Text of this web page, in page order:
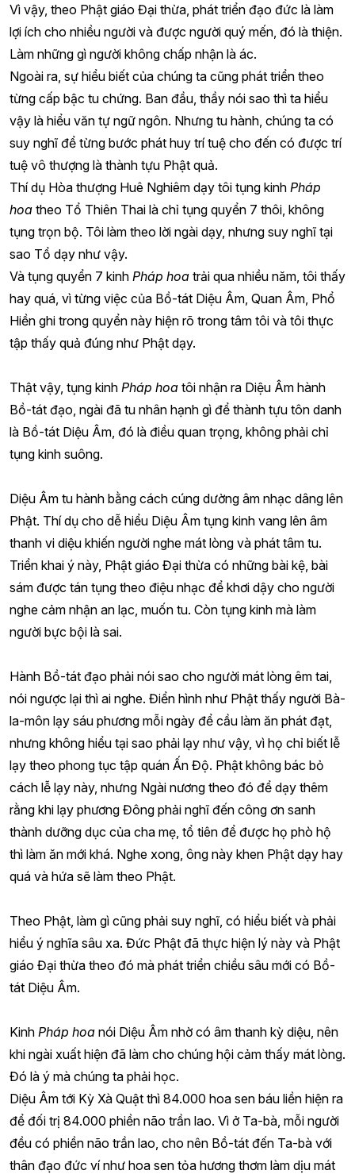
Vì vậy, theo Phật giáo Đại thừa, phát triển đạo đức là làm
lợi ích cho nhiều người và được người quý mến, đó là thiện.
Làm những gì người không chấp nhận là ác.
Ngoài ra, sự hiểu biết của chúng ta cũng phát triển theo
từng cấp bậc tu chứng. Ban đầu, thầy nói sao thì ta hiểu
vậy là hiểu văn tự ngữ ngôn. Nhưng tu hành, chúng ta có
suy nghĩ để từng bước phát huy trí tuệ cho đến có được trí
tuệ vô thượng là thành tựu Phật quả.
Thí dụ Hòa thượng Huê Nghiêm dạy tôi tụng kinh Pháp
hoa theo Tổ Thiên Thai là chỉ tụng quyển 7 thôi, không
tụng trọn bộ. Tôi làm theo lời ngài dạy, nhưng suy nghĩ tại
sao Tổ dạy như vậy.
Và tụng quyển 7 kinh Pháp hoa trải qua nhiều năm, tôi thấy
hay quá, vì từng việc của Bồ-tát Diệu Âm, Quan Âm, Phổ
Hiền ghi trong quyển này hiện rõ trong tâm tôi và tôi thực
tập thấy quả đúng như Phật dạy.
Thật vậy, tụng kinh Pháp hoa tôi nhận ra Diệu Âm hành
Bồ-tát đạo, ngài đã tu nhân hạnh gì để thành tựu tôn danh
là Bồ-tát Diệu Âm, đó là điều quan trọng, không phải chỉ
tụng kinh suông.
Diệu Âm tu hành bằng cách cúng dường âm nhạc dâng lên
Phật. Thí dụ cho dễ hiểu Diệu Âm tụng kinh vang lên âm
thanh vi diệu khiến người nghe mát lòng và phát tâm tu.
Triển khai ý này, Phật giáo Đại thừa có những bài kệ, bài
sám được tán tụng theo điệu nhạc để khơi dậy cho người
nghe cảm nhận an lạc, muốn tu. Còn tụng kinh mà làm
người bực bội là sai.
Hành Bồ-tát đạo phải nói sao cho người mát lòng êm tai,
nói ngược lại thì ai nghe. Điển hình như Phật thấy người Bà-
la-môn lạy sáu phương mỗi ngày để cầu làm ăn phát đạt,
nhưng không hiểu tại sao phải lạy như vậy, vì họ chỉ biết lễ
lạy theo phong tục tập quán Ấn Độ. Phật không bác bỏ
cách lễ lạy này, nhưng Ngài nương theo đó để dạy thêm
rằng khi lạy phương Đông phải nghĩ đến công ơn sanh
thành dưỡng dục của cha mẹ, tổ tiên để được họ phò hộ
thì làm ăn mới khá. Nghe xong, ông này khen Phật dạy hay
quá và hứa sẽ làm theo Phật.
Theo Phật, làm gì cũng phải suy nghĩ, có hiểu biết và phải
hiểu ý nghĩa sâu xa. Đức Phật đã thực hiện lý này và Phật
giáo Đại thừa theo đó mà phát triển chiều sâu mới có Bồ-
tát Diệu Âm.
Kinh Pháp hoa nói Diệu Âm nhờ có âm thanh kỳ diệu, nên
khi ngài xuất hiện đã làm cho chúng hội cảm thấy mát lòng.
Đó là ý mà chúng ta phải học.
Diệu Âm tới Kỳ Xà Quật thì 84.000 hoa sen báu liền hiện ra
để đối trị 84.000 phiền não trần lao. Vì ở Ta-bà, mỗi người
đều có phiền não trần lao, cho nên Bồ-tát đến Ta-bà với
thân đạo đức ví như hoa sen tỏa hương thơm làm dịu mát